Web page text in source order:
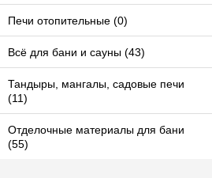
Печи отопительные (0)
Всё для бани и сауны (43)
Тандыры, мангалы, садовые печи
(11)
Отделочные материалы для бани
(55)